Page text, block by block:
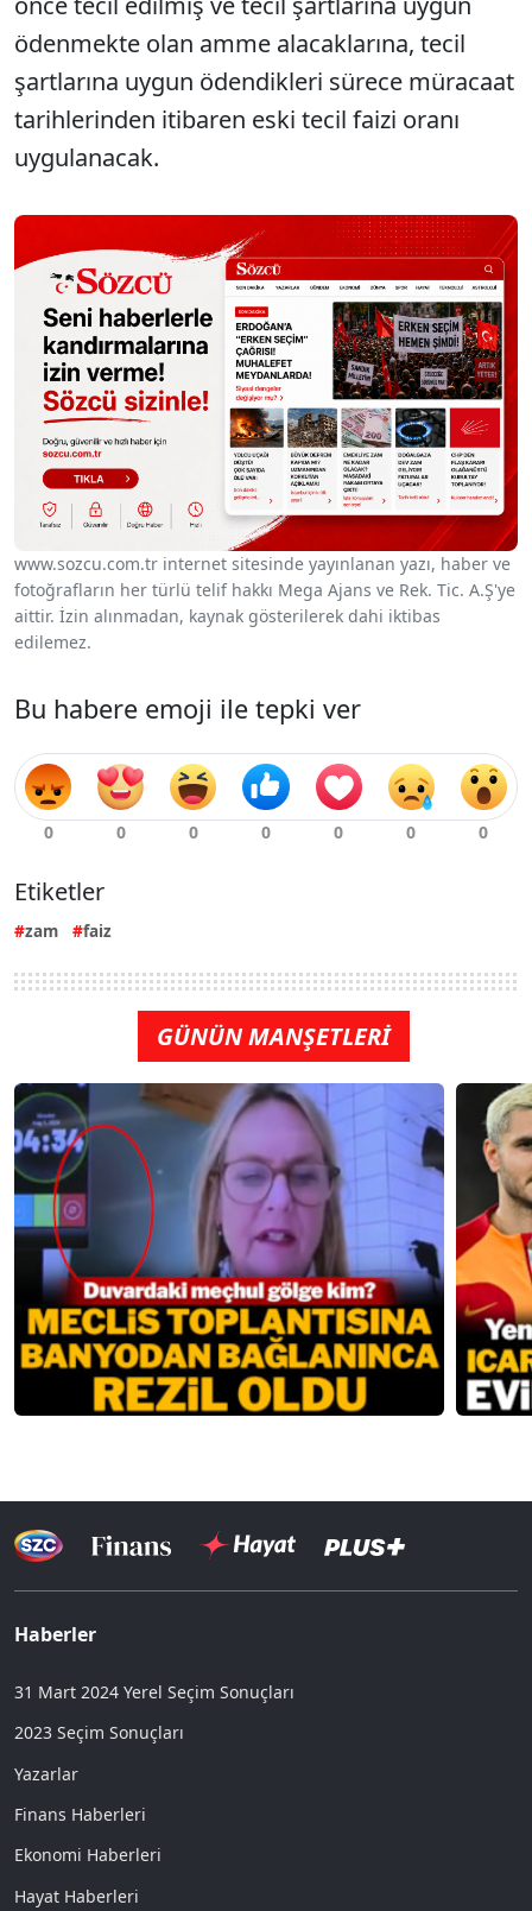
ödenmekte olan amme alacaklarına, tecil
şartlarına uygun ödendikleri sürece müracaat
tarihlerinden itibaren eski tecil faizi oranı
uygulanacak.
www.sozcu.com.tr internet sitesinde yayınlanan yazı, haber ve
fotoğrafların her türlü telif hakkı Mega Ajans ve Rek. Tic. A.Ş'ye
aittir. İzin alınmadan, kaynak gösterilerek dahi iktibas
edilemez.
Bu habere emoji ile tepki ver
Etiketler
zam faiz
GÜNÜN MANŞETLERİ
Haberler
31 Mart 2024 Yerel Seçim Sonuçları
2023 Seçim Sonuçları
Yazarlar
Finans Haberleri
Ekonomi Haberleri
Hayat Haberleri